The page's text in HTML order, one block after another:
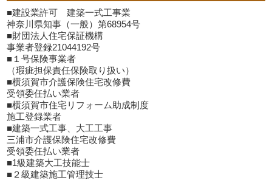
■建設業許可 建築一式工事業
神奈川県知事（一般）第68954号
■財団法人住宅保証機構
事業者登録21044192号
■１号保険事業者
（瑕疵担保責任保険取り扱い）
■横須賀市介護保険住宅改修費
受領委任払い業者
■横須賀市住宅リフォーム助成制度
施工登録業者
■建築一式工事、大工工事
三浦市介護保険住宅改修費
受領委任払い業者
■1級建築大工技能士
■２級建築施工管理技士